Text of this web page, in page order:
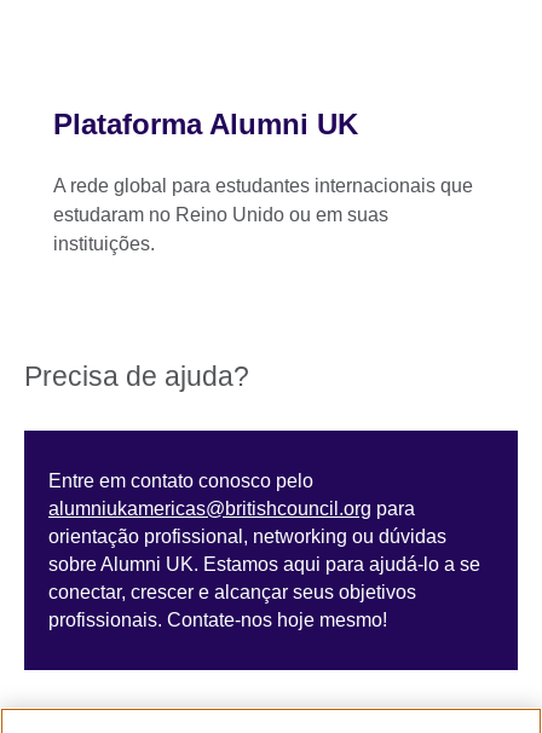
Plataforma Alumni UK
A rede global para estudantes internacionais que
estudaram no Reino Unido ou em suas
instituições.
Precisa de ajuda?
Entre em contato conosco pelo
alumniukamericas@britishcouncil.org para
orientação profissional, networking ou dúvidas
sobre Alumni UK. Estamos aqui para ajudá-lo a se
conectar, crescer e alcançar seus objetivos
profissionais. Contate-nos hoje mesmo!